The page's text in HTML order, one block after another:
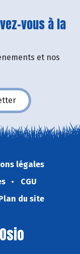
vous à la
et nos
légales
CGU
du site